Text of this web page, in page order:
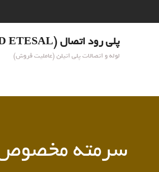
پلی رود اتصال (POLIROD ETESAL) (عاملیت فروش)
لوله و اتصالات پلی اتیلن (عاملیت فروش)
سرمته